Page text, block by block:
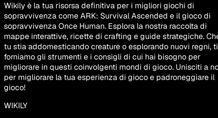
Wikily è la tua risorsa definitiva per i migliori giochi di
sopravvivenza come ARK: Survival Ascended e il gioco di
sopravvivenza Once Human. Esplora la nostra raccolta di
mappe interattive, ricette di crafting e guide strategiche.
tu stia addomesticando creature o esplorando nuovi regni, ti
forniamo gli strumenti e i consigli di cui hai bisogno per
migliorare in questi coinvolgenti mondi di gioco. Unisciti a
per migliorare la tua esperienza di gioco e padroneggiare il
gioco!
WIKILY